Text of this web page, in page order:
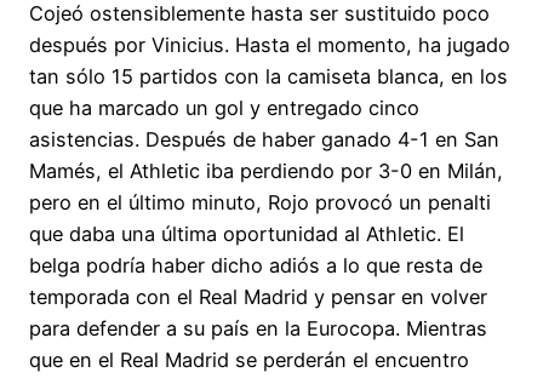
Cojeó ostensiblemente hasta ser sustituido poco
después por Vinicius. Hasta el momento, ha jugado
tan sólo 15 partidos con la camiseta blanca, en los
que ha marcado un gol y entregado cinco
asistencias. Después de haber ganado 4-1 en San
Mamés, el Athletic iba perdiendo por 3-0 en Milán,
pero en el último minuto, Rojo provocó un penalti
que daba una última oportunidad al Athletic. El
belga podría haber dicho adiós a lo que resta de
temporada con el Real Madrid y pensar en volver
para defender a su país en la Eurocopa. Mientras
que en el Real Madrid se perderán el encuentro